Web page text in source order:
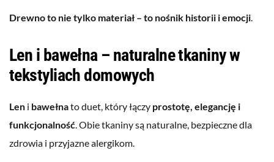
Drewno to nie tylko materiał – to nośnik historii i emocji.
Len i bawełna – naturalne tkaniny w
tekstyliach domowych
Len i bawełnato duet, który łączy prostotę, elegancję i
funkcjonalność. Obie tkaniny są naturalne, bezpieczne dla
zdrowia i przyjazne alergikom.